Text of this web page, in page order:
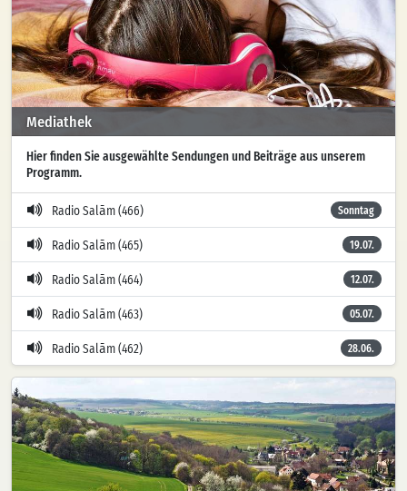
Mediathek
Hier finden Sie ausgewählte Sendungen und Beiträge aus unserem
Programm.
Radio Salām (466) Sonntag
Radio Salām (465) 19.07.
Radio Salām (464) 12.07.
Radio Salām (463) 05.07.
Radio Salām (462) 28.06.